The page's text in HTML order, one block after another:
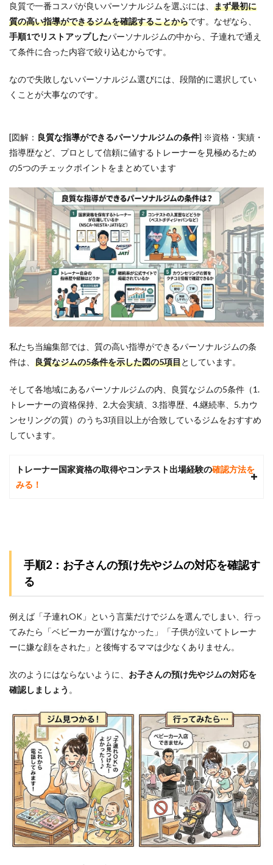
位：
MIYAZAKI
GYM 自由
トレーナ
ー指導を
5.6
6位：
リボ
マイ
セル
フ 自
由が
丘店
｜女
性の
美し
いボ
ライ
ン作
れで
受け
られ
6
パー
ソナ
ルジ
ムに
問Q
＆A
ち復
職を
控え
て運
久し
ぶり
な初
心者
大丈
夫で
しょ
か？
6.2
Q2.ど
れく
らい
で効
果を
実感
でき
ます
か？
良質で一番コスパが良いパーソナルジムを選ぶには、 まず最初に
質の高い指導ができるジムを確認することからです。なぜなら、
手順1でリストアップしたパーソナルジムの中から
、子連れで通え
て条件に合った内容で絞り込むからです。
なので失敗しないパーソナルジム選びには、段階的に選択してい
くことが大事なのです。
[図解： 良質な指導ができるパーソナルジムの条件] ※資格・実績・
指導歴など、プロとして信頼に値するトレーナーを見極めるため
の5つのチェックポイントをまとめています
私たち当編集部では、 質の高い指導ができるパーソナルジムの条
件は、 良質なジムの5条件を示した図の5項目としています。
そして各地域にあるパーソナルジムの内、良質なジムの5条件（1.
トレーナーの資格保持、2.大会実績、3.指導歴、4.継続率、5.カウ
ンセリングの質）のうち3項目以上が合致しているジムをおすすめ
しています。
トレーナー国家資格の取得やコンテスト出場経験の確認方法を
みる！
手順2：お子さんの預け先やジムの対応を確認す
る
例えば「子連れOK」という言葉だけでジムを選んでしまい、行っ
てみたら「ベビーカーが置けなかった」「子供が泣いてトレーナ
ーに嫌な顔をされた」と後悔するママは少なくありません。
次のようにはならないように、 お子さんの預け先やジムの対応を
確認しましょう 。